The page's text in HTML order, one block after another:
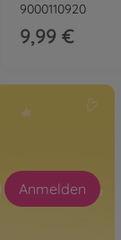
9000110920
9,99 €
Anmelden